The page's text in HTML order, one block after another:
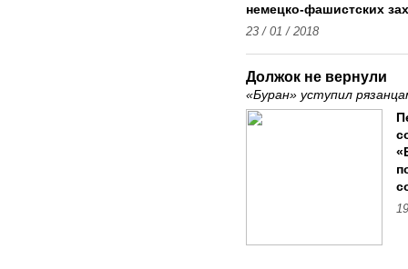
немецко-фашистских
23 / 01 / 2018
Должок не вернули
«Буран» уступил